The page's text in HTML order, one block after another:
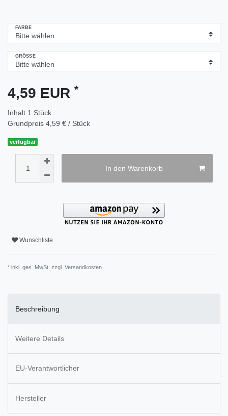
FARBE
GRÖSSE
4,59 EUR *
Inhalt 1 Stück
Grundpreis 4,59 € / Stück
verfügbar
In den Warenkorb
Wunschliste
* inkl. ges. MwSt. zzgl. Versandkosten
Beschreibung
Weitere Details
EU-Verantwortlicher
Hersteller